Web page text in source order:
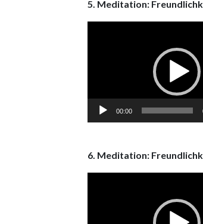
5. Meditation:
00:00
6. Meditation: